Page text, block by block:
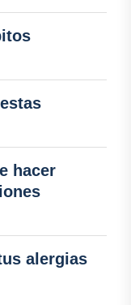
hacer
alergias